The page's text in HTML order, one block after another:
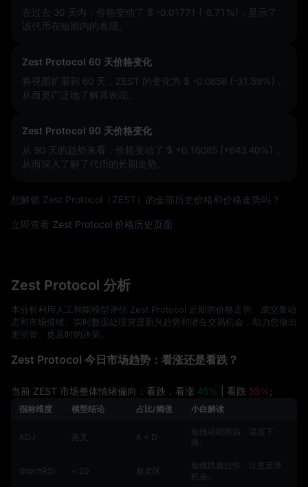
在过去 30 天内，价格变动了 $ -0.01771 (-8.71%)
，显示了
该代币在短期内的表现。
Zest Protocol 60 天价格变化
将视图扩展到 60 天，ZEST 的变化为 $ -0.0858 (-31.59%)
从而更广泛地了解其表现。
Zest Protocol 90 天价格变化
从 90 天的趋势来看，价格变动了 $ +0.16085 (+643.40%)
从而深入了解了代币的长期走势。
想解锁 Zest Protocol（ZEST）的全部历史价格和价格走势吗？
立即查看 Zest Protocol 价格历史页面
Zest Protocol 分析
本分析利用人工智能模型评估 Zest Protocol 近期的价格走势、成交量动
态和市场情绪。实时数据处理突显新兴趋势和潜在交易机会，助力您做出
更明智、更及时的决策。
Zest Protocol 今日市场趋势：看涨还是看跌？
当前 ZEST 市场整体情绪偏向：看跌，看涨 45% | 看跌 55%;
指标维度 模型结论 占比/阈值 小白解读
KDJ 死叉 K < D
短线动能降温，温度下
降。
StochRSI < 20 超卖区
短线跌速过快，注意反弹
机会。